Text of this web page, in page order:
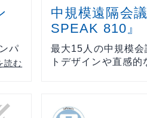
パ
読む
中規模遠隔会
SPEAK 810』
最大15人の中規模会
トデザインや直感